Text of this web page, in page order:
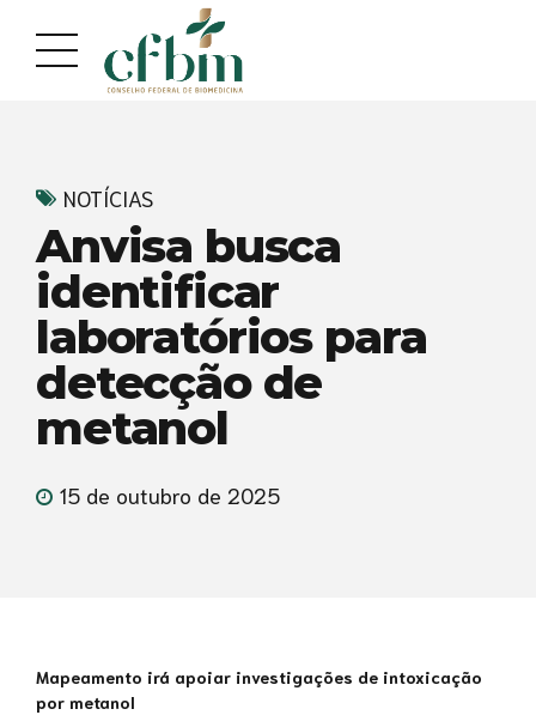
NOTÍCIAS
Anvisa busca
identificar
laboratórios para
detecção de
metanol
15 de outubro de 2025
Mapeamento irá apoiar investigações de intoxicação
por metanol